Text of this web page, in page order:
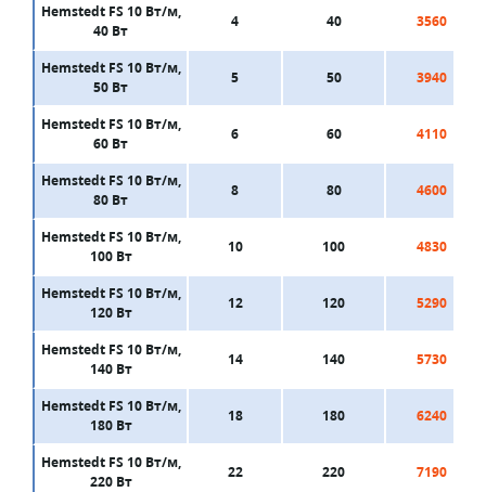
Hemstedt FS 10 Вт/м,
40 Вт
4 40 3560
Hemstedt FS 10 Вт/м,
50 Вт
5 50 3940
Hemstedt FS 10 Вт/м,
60 Вт
6 60 4110
Hemstedt FS 10 Вт/м,
80 Вт
8 80 4600
Hemstedt FS 10 Вт/м,
100 Вт
10 100 4830
Hemstedt FS 10 Вт/м,
120 Вт
12 120 5290
Hemstedt FS 10 Вт/м,
140 Вт
14 140 5730
Hemstedt FS 10 Вт/м,
180 Вт
18 180 6240
Hemstedt FS 10 Вт/м,
220 Вт
22 220 7190